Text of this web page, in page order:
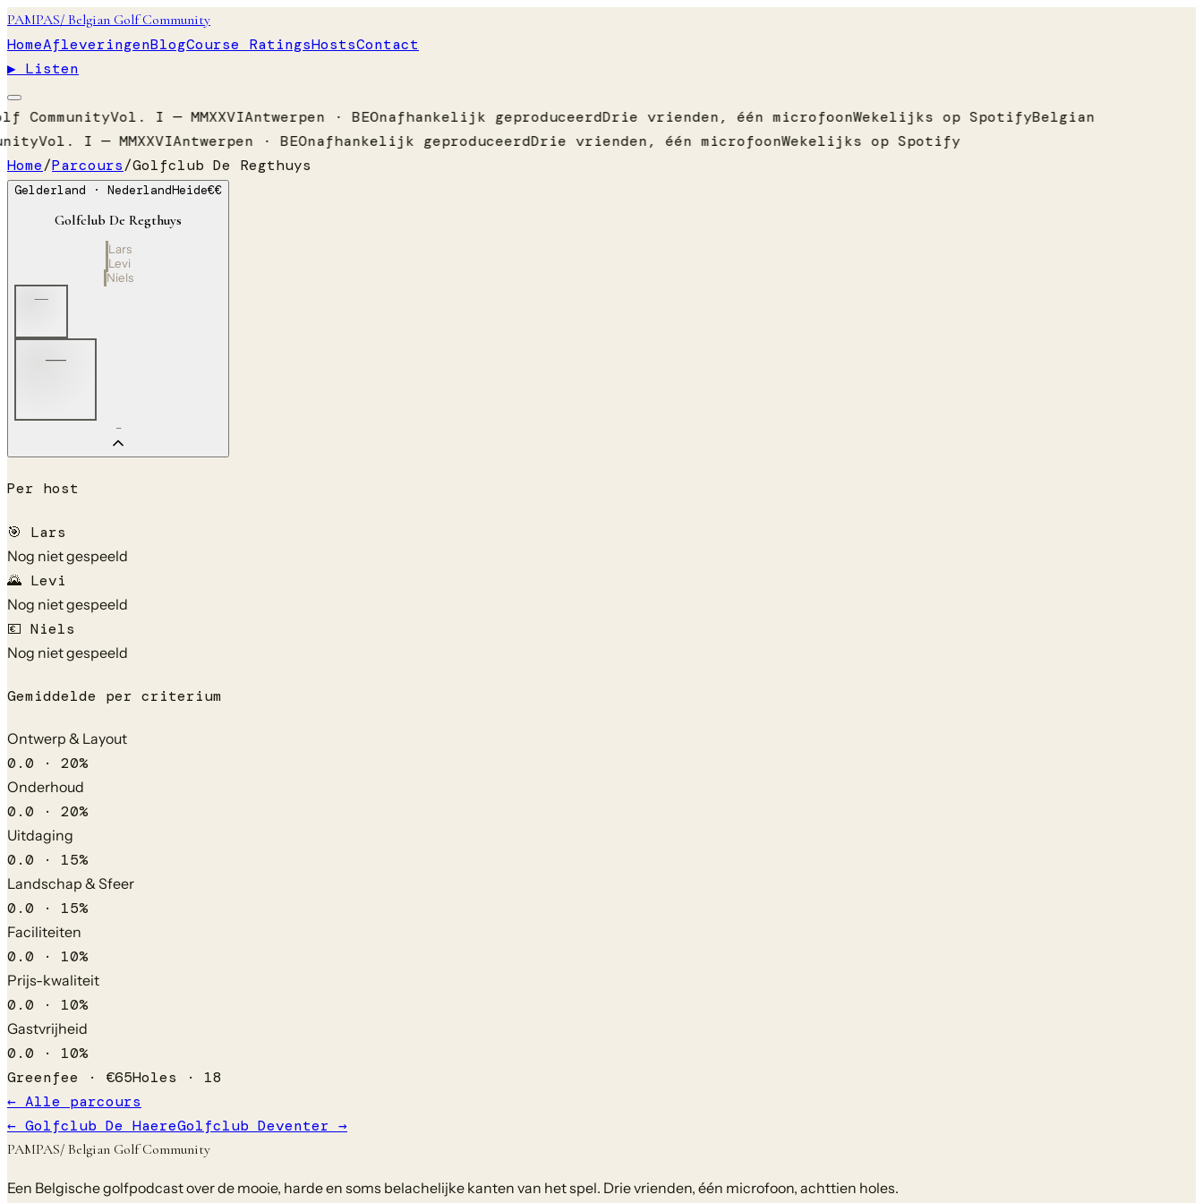
PAMPAS/ Belgian Golf Community
HomeAfleveringenBlogCourse RatingsHostsContact
▶ Listen
CommunityVol. I — MMXXVIAntwerpen · BEOnafhankelijk geproduceerdDrie vrienden, één microfoonWekelijks op SpotifyBelgian
Vol. I — MMXXVIAntwerpen · BEOnafhankelijk geproduceerdDrie vrienden, één microfoonWekelijks op Spotify
Home/Parcours/Golfclub De Regthuys
Gelderland · NederlandHeide€€
Golfclub De Regthuys
Lars
Levi
Niels
—
—
—
Per host
🎯 Lars
Nog niet gespeeld
🌄 Levi
Nog niet gespeeld
💶 Niels
Nog niet gespeeld
Gemiddelde per criterium
Ontwerp & Layout
0.0 · 20%
Onderhoud
0.0 · 20%
Uitdaging
0.0 · 15%
Landschap & Sfeer
0.0 · 15%
Faciliteiten
0.0 · 10%
Prijs-kwaliteit
0.0 · 10%
Gastvrijheid
0.0 · 10%
Greenfee · €65Holes · 18
← Alle parcours
← Golfclub De HaereGolfclub Deventer →
PAMPAS/ Belgian Golf Community
Een Belgische golfpodcast over de mooie, harde en soms belachelijke kanten van het spel. Drie vrienden, één microfoon, achttien holes.